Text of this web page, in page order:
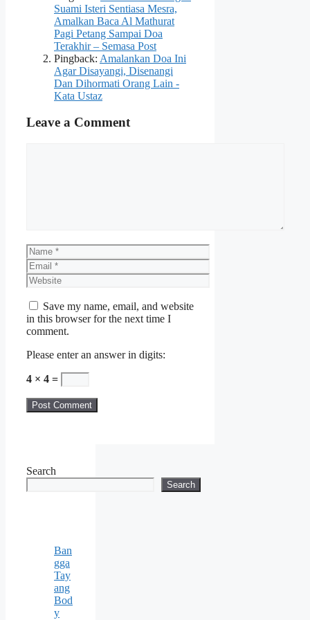
Suami Isteri Sentiasa Mesra,
Amalkan Baca Al Mathurat
Pagi Petang Sampai Doa
Terakhir – Semasa Post
Pingback: Amalankan Doa Ini
Agar Disayangi, Disenangi
Dan Dihormati Orang Lain -
Kata Ustaz
Leave a Comment
Name
Email
Website
Save my name, email, and website
in this browser for the next time I
comment.
Please enter an answer in digits:
4 × 4 =
Search
Search
Ban
gga
Tay
ang
Bod
y